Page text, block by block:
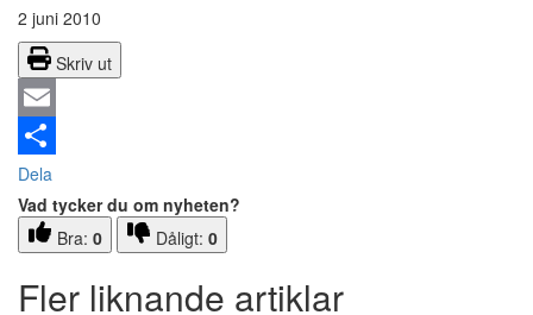
2 juni 2010
Skriv ut
Email
Dela
Vad tycker du om nyheten?
Bra: 0 Dåligt: 0
Fler liknande artiklar